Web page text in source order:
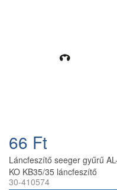
66 Ft
Láncfeszítő seeger gyűrű AL-
KO KB35/35 láncfeszítő
alkatrész 3 mm
30-410574